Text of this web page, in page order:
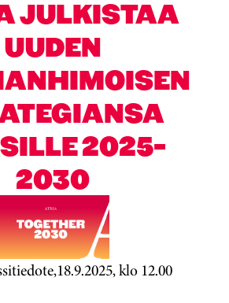
JULKISTAA
UUDEN
2025-
2030
klo 12.00